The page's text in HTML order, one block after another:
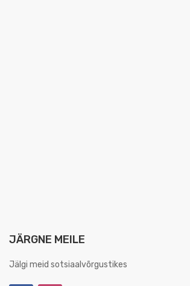
JÄRGNE MEILE
Jälgi meid sotsiaalvõrgustikes